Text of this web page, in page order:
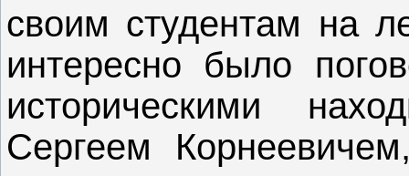
своим студентам на
интересно было
историческими
Сергеем